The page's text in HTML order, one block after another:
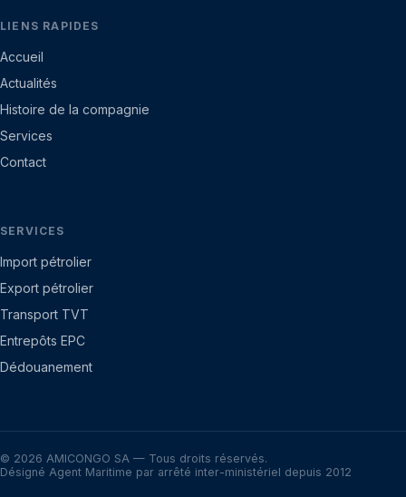
LIENS RAPIDES
Accueil
Actualités
Histoire de la compagnie
Services
Contact
SERVICES
Import pétrolier
Export pétrolier
Transport TVT
Entrepôts EPC
Dédouanement
© 2026 AMICONGO SA — Tous droits réservés.
Désigné Agent Maritime par arrêté inter-ministériel depuis 2012